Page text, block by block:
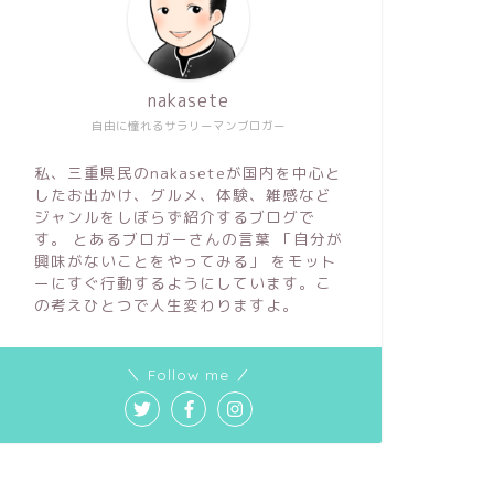
自由に憧れるサラリーマンブロガー
nakasete
私、三重県民のnakaseteが国内を中心と
したお出かけ、グルメ、体験、雑感など
ジャンルをしぼらず紹介するブログで
す。 とあるブロガーさんの言葉 「自分が
興味がないことをやってみる」 をモット
ーにすぐ行動するようにしています。こ
の考えひとつで人生変わりますよ。
＼ Follow me ／